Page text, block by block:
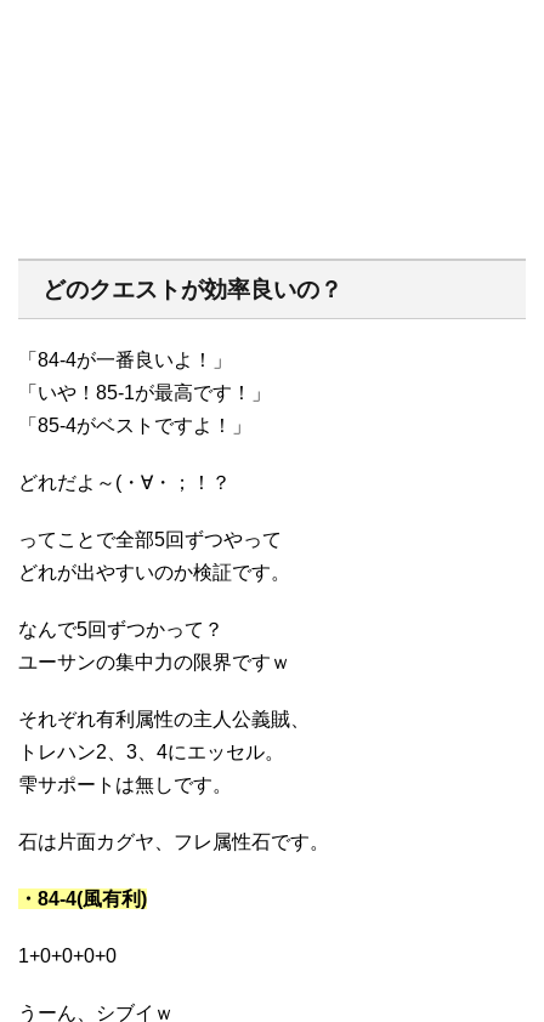
どのクエストが効率良いの？
「84-4が一番良いよ！」
「いや！85-1が最高です！」
「85-4がベストですよ！」
どれだよ～(・∀・；！？
ってことで全部5回ずつやって
どれが出やすいのか検証です。
なんで5回ずつかって？
ユーサンの集中力の限界ですｗ
それぞれ有利属性の主人公義賊、
トレハン2、3、4にエッセル。
雫サポートは無しです。
石は片面カグヤ、フレ属性石です。
・84-4(風有利)
1+0+0+0+0
うーん、シブイｗ